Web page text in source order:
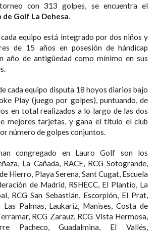
con 313 golpes, se encuentra el
de Golf La Dehesa.
equipo está integrado por dos niños y
de 15 años en posesión de hándicap
año de antigüedad como mínimo en sus
cada equipo disputa 18 hoyos diarios bajo
Play (juego por golpes), puntuando, de
en total realizados a lo largo de las dos
mejores tarjetas, y gana el título el club
número de golpes conjuntos.
congregado en Lauro Golf son los
La Cañada, RACE, RCG Sotogrande,
Hierro, Playa Serena, Sant Cugat, Escuela
de Madrid, RSHECC, El Plantío, La
RCG San Sebastián, Escorpión, El Prat,
Las Palmas, Laukariz, Manises, Costa de
RCG Zarauz, RCG Vista Hermosa,
Pacheco, Guadalmina, El Vallés,